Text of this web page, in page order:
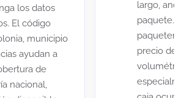
los datos
El código
municipio
ayudan a
de
nacional,
largo,
paquete.
precio de